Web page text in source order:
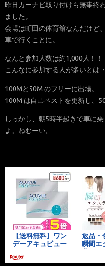
昨日カーナビ取り付けも無事終
ました。
会場は町田の体育館なんだけど
車で行くことに。
なんと参加人数は約1,000人！！
こんなに参加する人が多いとは
100Mと50M のフリーに出場。
100M は自己ベストを更新し、
しっかし、朝5時半起きで車に
よ。ねむーい。